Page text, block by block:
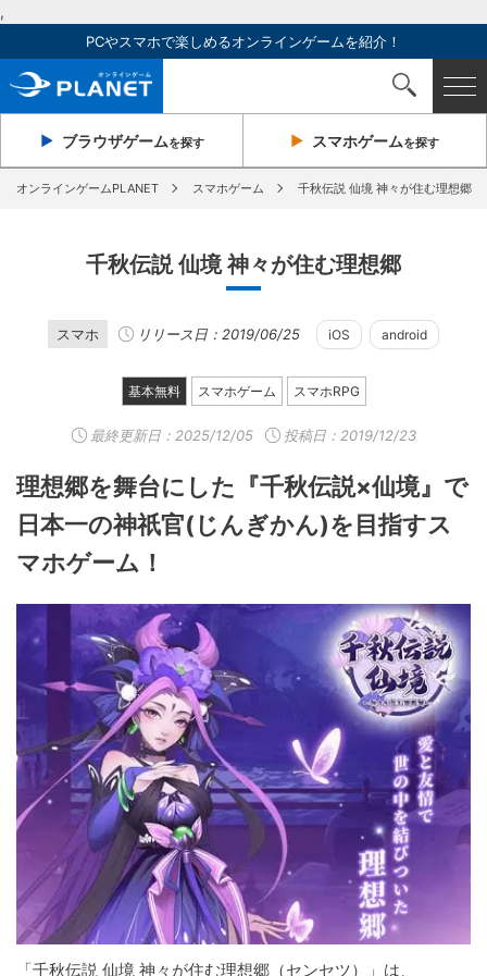
,
PCやスマホで楽しめるオンラインゲームを紹介！
ブラウザゲームを探す スマホゲームを探す
オンラインゲームPLANET スマホゲーム 千秋伝説 仙境 神々が住む理想郷
千秋伝説 仙境 神々が住む理想郷
スマホ リリース日：2019/06/25 iOS android
基本無料 スマホゲーム スマホRPG
最終更新日： 2025/12/05 投稿日：2019/12/23
理想郷を舞台にした『千秋伝説×仙境』で
日本一の神祇官(じんぎかん)を目指すス
マホゲーム！
「千秋伝説 仙境 神々が住む理想郷（センセツ）」は、